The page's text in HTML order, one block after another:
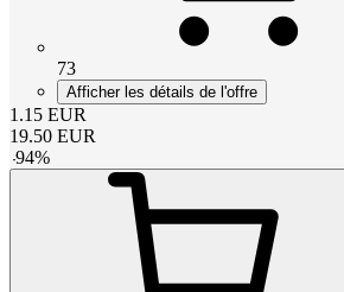
73
Afficher les détails de l'offre
1.15 EUR
19.50 EUR
-94%